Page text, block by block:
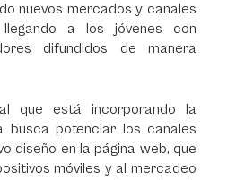
nuevos mercados y canales
a los jóvenes con
difundidos de manera
que está incorporando la
busca potenciar los canales
diseño en la página web, que
móviles y al mercadeo